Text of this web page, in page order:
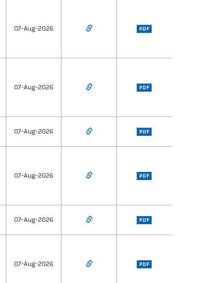
07-Aug-2026 PDF
07-Aug-2026 PDF
07-Aug-2026 PDF
07-Aug-2026 PDF
07-Aug-2026 PDF
07-Aug-2026 PDF